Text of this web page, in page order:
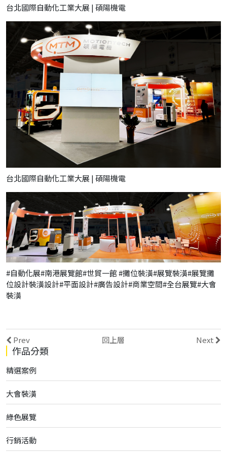
台北國際自動化工業大展 | 碩陽機電
台北國際自動化工業大展 | 碩陽機電
#自動化展#南港展覽館#世貿一館 #攤位裝潢#展覽裝潢#展覽攤
位設計裝潢設計#平面設計#廣告設計#商業空間#全台展覽#大會
裝潢
Prev 回上層 Next
作品分類
精選案例
大會裝潢
綠色展覽
行銷活動